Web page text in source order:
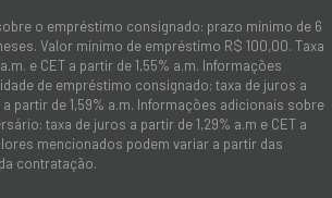
o empréstimo consignado: prazo mínimo de 6
Valor mínimo de empréstimo R$ 100,00. Taxa
e CET a partir de 1,55% a.m. Informações
de empréstimo consignado: taxa de juros a
a partir de 1,59% a.m. Informações adicionais sobre
taxa de juros a partir de 1,29% a.m e CET a
mencionados podem variar a partir das
contratação.